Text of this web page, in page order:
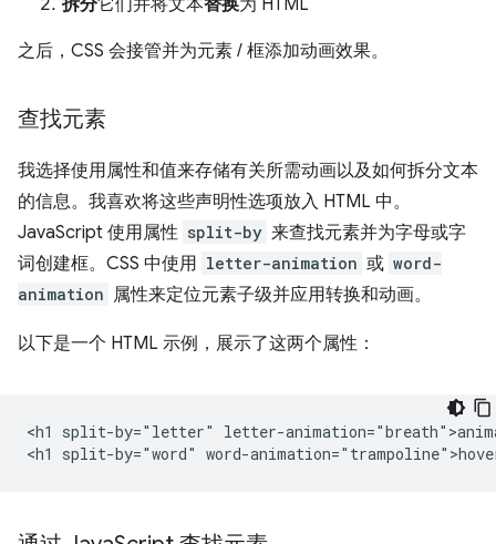
之后，CSS 会接管并为元素 / 框添加动画效果。
查找元素
我选择使用属性和值来存储有关所需动画以及如何拆分文本
的信息。我喜欢将这些声明性选项放入 HTML 中。
JavaScript 使用属性 split-by 来查找元素并为字母或字
词创建框。CSS 中使用 letter-animation 或 word-
animation 属性来定位元素子级并应用转换和动画。
以下是一个 HTML 示例，展示了这两个属性：
<h1 split-by="letter" letter-